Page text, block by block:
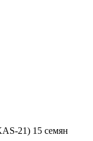
21) 15 семян